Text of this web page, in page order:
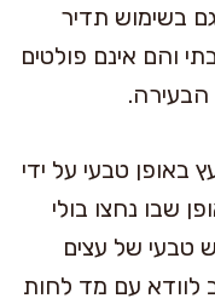
בשימוש תדיר
והם אינם פולטים
הבעירה.
באופן טבעי על ידי
שבו נחצו בולי
טבעי של עצים
לוודא עם מד לחות